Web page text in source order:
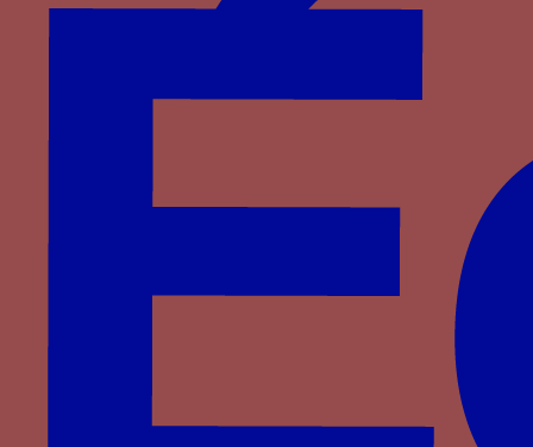
F Y - Les lettres F (Ferdinand) et Y (Isabelle)
Paru dans : Familles > Castille > Isabelle Ière de
Faisceau de flèches (haz de flechas) - Un faisceau
de flèches liées par un lac
Paru dans : Familles > Castille > Isabelle Ière de
FDE - Les lettres FDE en gothique textura
Paru dans : Familles > Montefeltro > Federico III
da Montefeltro